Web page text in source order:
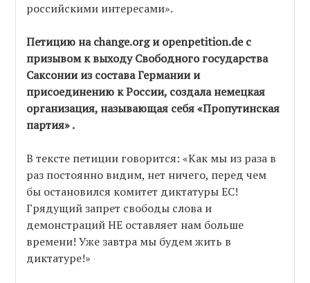
российскими интересами».
Петицию на change.org и оpenpetition.de с
призывом к выходу Свободного государства
Саксонии из состава Германии и
присоединению к России, создала немецкая
организация, называющая себя «Пропутинская
партия» .
В тексте петиции говорится: «Как мы из раза в
раз постоянно видим, нет ничего, перед чем
бы остановился комитет диктатуры ЕС!
Грядущий запрет свободы слова и
демонстраций НЕ оставляет нам больше
времени! Уже завтра мы будем жить в
диктатуре!»